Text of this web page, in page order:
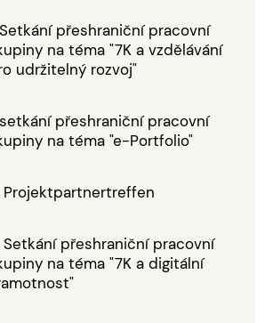
Setkání přeshraniční pracovní
na téma "7K a vzdělávání
udržitelný rozvoj"
setkání přeshraniční pracovní
na téma "e-Portfolio"
Projektpartnertreffen
Setkání přeshraniční pracovní
na téma "7K a digitální